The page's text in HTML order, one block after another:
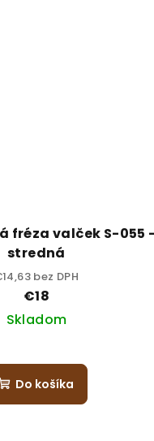
fréza valček S-055 -
stredná
bez DPH
€18
Skladom
Do košíka